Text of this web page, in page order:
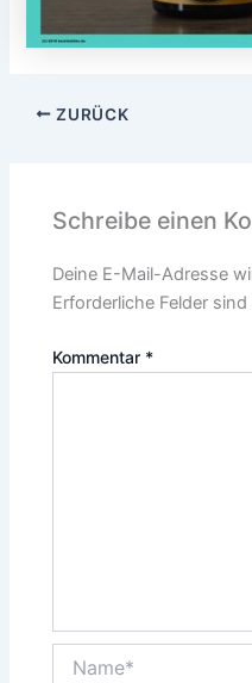
ZURÜCK
Schreibe einen
Deine E-Mail-Adresse
Erforderliche Felder sind
Kommentar *